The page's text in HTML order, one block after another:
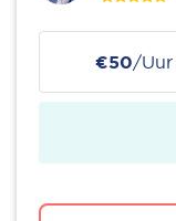
€50/Uur